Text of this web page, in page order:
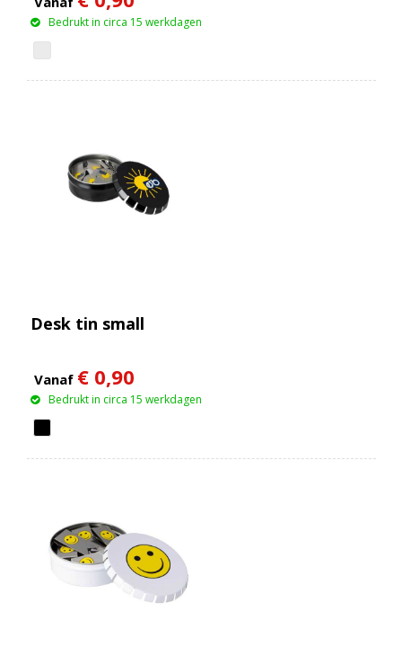
Bedrukt in circa 15 werkdagen
Desk tin small
Vanaf € 0,90
Bedrukt in circa 15 werkdagen